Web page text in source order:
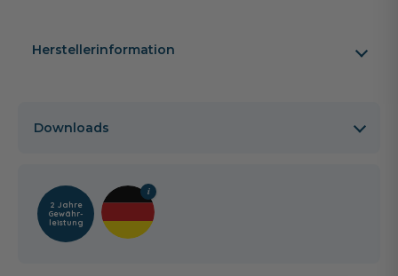
Herstellerinformation
Downloads
2 Jahre
Gewähr­
leistung